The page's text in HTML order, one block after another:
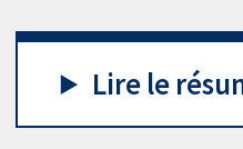
Lire le